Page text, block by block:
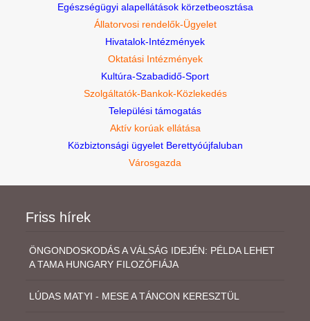
Egészségügyi alapellátások körzetbeosztása
Állatorvosi rendelők-Ügyelet
Hivatalok-Intézmények
Oktatási Intézmények
Kultúra-Szabadidő-Sport
Szolgáltatók-Bankok-Közlekedés
Települési támogatás
Aktív korúak ellátása
Közbiztonsági ügyelet Berettyóújfaluban
Városgazda
Friss hírek
ÖNGONDOSKODÁS A VÁLSÁG IDEJÉN: PÉLDA LEHET
A TAMA HUNGARY FILOZÓFIÁJA
LÚDAS MATYI - MESE A TÁNCON KERESZTÜL